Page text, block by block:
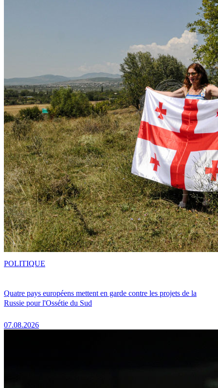
Quatre pays européens mettent en garde contre les projets de la
Russie pour l'Ossétie du Sud
07.08.2026
POLITIQUE